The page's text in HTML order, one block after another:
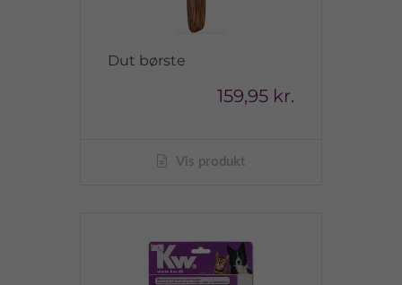
Dut børste
159,95 kr.
Vis produkt